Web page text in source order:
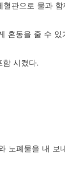
관으로 물과
혼동을 줄 수 있
시켰다.
노폐물을 내 보